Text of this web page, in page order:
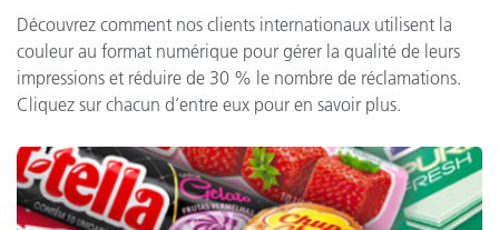
Découvrez comment nos clients internationaux utilisent la
couleur au format numérique pour gérer la qualité de leurs
impressions et réduire de 30 % le nombre de réclamations.
Cliquez sur chacun d’entre eux pour en savoir plus.